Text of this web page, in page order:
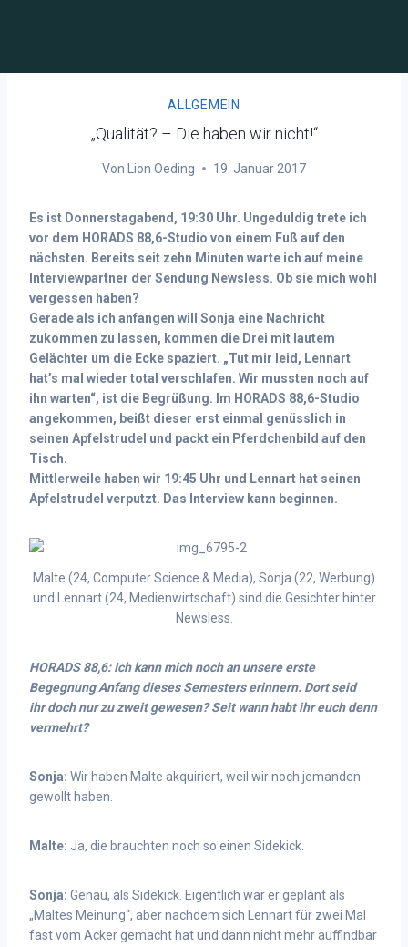
ALLGEMEIN
„Qualität? – Die haben wir nicht!“
Von Lion Oeding 19. Januar 2017
Es ist Donnerstagabend, 19:30 Uhr. Ungeduldig trete ich
vor dem HORADS 88,6-Studio von einem Fuß auf den
nächsten. Bereits seit zehn Minuten warte ich auf meine
Interviewpartner der Sendung Newsless. Ob sie mich wohl
vergessen haben?
Gerade als ich anfangen will Sonja eine Nachricht
zukommen zu lassen, kommen die Drei mit lautem
Gelächter um die Ecke spaziert. „Tut mir leid, Lennart
hat’s mal wieder total verschlafen. Wir mussten noch auf
ihn warten“, ist die Begrüßung. Im HORADS 88,6-Studio
angekommen, beißt dieser erst einmal genüsslich in
seinen Apfelstrudel und packt ein Pferdchenbild auf den
Tisch.
Mittlerweile haben wir 19:45 Uhr und Lennart hat seinen
Apfelstrudel verputzt. Das Interview kann beginnen.
Malte (24, Computer Science & Media), Sonja (22, Werbung)
und Lennart (24, Medienwirtschaft) sind die Gesichter hinter
Newsless.
HORADS 88,6: Ich kann mich noch an unsere erste
Begegnung Anfang dieses Semesters erinnern. Dort seid
ihr doch nur zu zweit gewesen? Seit wann habt ihr euch denn
vermehrt?
Sonja: Wir haben Malte akquiriert, weil wir noch jemanden
gewollt haben.
Malte: Ja, die brauchten noch so einen Sidekick.
Sonja: Genau, als Sidekick. Eigentlich war er geplant als
„Maltes Meinung“, aber nachdem sich Lennart für zwei Mal
fast vom Acker gemacht hat und dann nicht mehr auffindbar